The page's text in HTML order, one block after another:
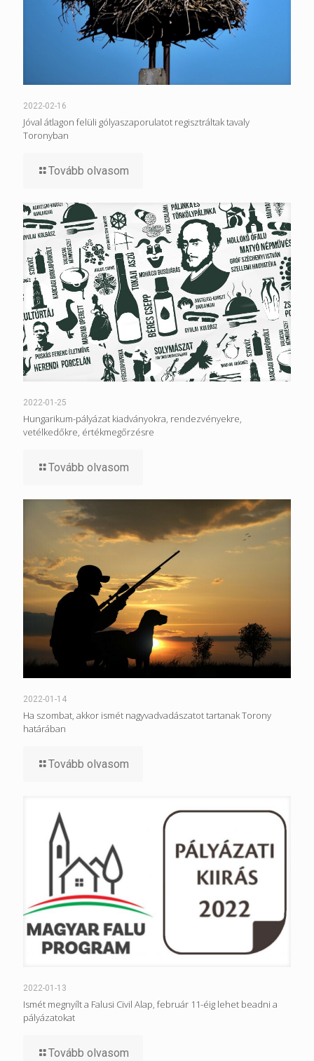
2022-02-16
Jóval átlagon felüli gólyaszaporulatot regisztráltak tavaly
Toronyban
Tovább olvasom
2022-01-25
Hungarikum-pályázat kiadványokra, rendezvényekre,
vetélkedőkre, értékmegőrzésre
Tovább olvasom
2022-01-14
Ha szombat, akkor ismét nagyvadvadászatot tartanak Torony
határában
Tovább olvasom
2022-01-13
Ismét megnyílt a Falusi Civil Alap, február 11-éig lehet beadni a
pályázatokat
Tovább olvasom